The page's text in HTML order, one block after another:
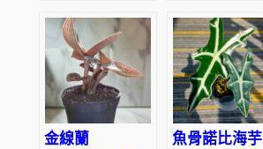
金線蘭
魚骨諾比海芋